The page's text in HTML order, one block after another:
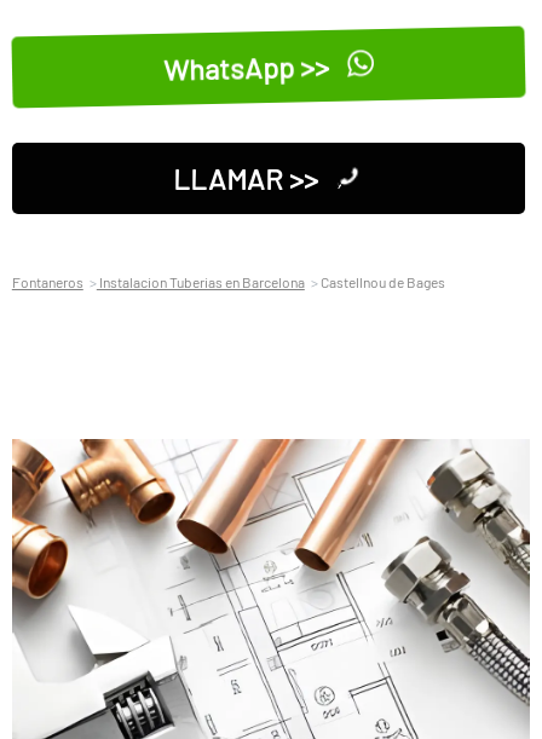
WhatsApp >>
LLAMAR >>
Fontaneros Instalacion Tuberias en Barcelona Castellnou de Bages